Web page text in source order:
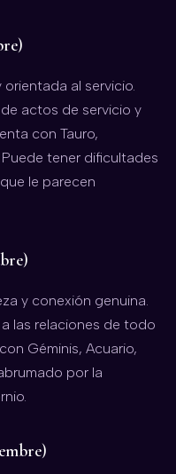
al servicio.
actos de servicio y
con Tauro,
tener dificultades
le parecen
y conexión genuina.
las relaciones de todo
Géminis, Acuario,
por la